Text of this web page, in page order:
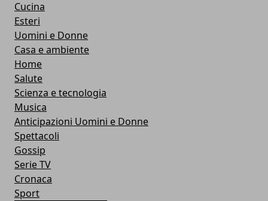
Cucina
Esteri
Uomini e Donne
Casa e ambiente
Home
Salute
Scienza e tecnologia
Musica
Anticipazioni Uomini e Donne
Spettacoli
Gossip
Serie TV
Cronaca
Sport